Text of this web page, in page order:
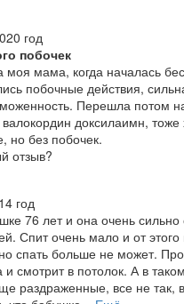
год
побочек
мама, когда началась
побочные действия,
Перешла потом
доксилаимн,
но без побочек.
отзыв?
год
76 лет и она очень сильно
Спит очень мало и от этого
но спать больше не может.
и смотрит в потолок. А в
раздраженные, все не так,